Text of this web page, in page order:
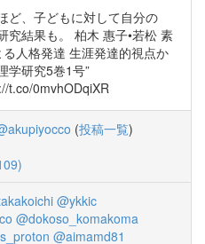
ど、子どもに対して自分の
究結果も。 柏木 惠子•若松 素
人格発達 生涯発達的視点か
学研究5巻1号”
t.co/0mvhODqiXR
(投稿一覧)
@ykkic
@dokoso_komakoma
@aimamd81